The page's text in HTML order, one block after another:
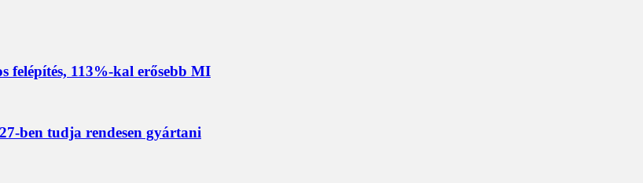
felépítés, 113%-kal erősebb MI
ben tudja rendesen gyártani